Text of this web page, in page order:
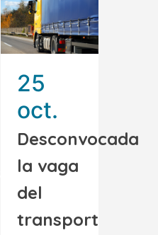
25
oct.
Desconvocada
la vaga
del
transport